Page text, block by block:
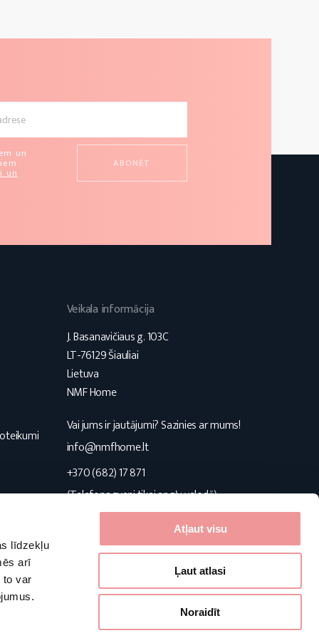
līdzekļu
arī
to var
Atļaut visu
Ļaut atlasi
Noraidīt
un
un
Veikala informācija
J. Basanavičiaus g. 103C
LT-76129 Šiauliai
Lietuva
NMF Home
Vai jums ir jautājumi? Sazinies ar mums!
info@nmfhome.lt
+370 (682) 17 871
(Telefona zvani tikai angļu valodā)
Konsultuojame I-V 9:00-16:00
Seko mums
FacebookPinterestInstagram